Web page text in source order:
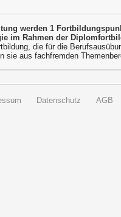
werden 1
im Rahmen der
die für die
sie aus fachfremden
Datenschutz AGB